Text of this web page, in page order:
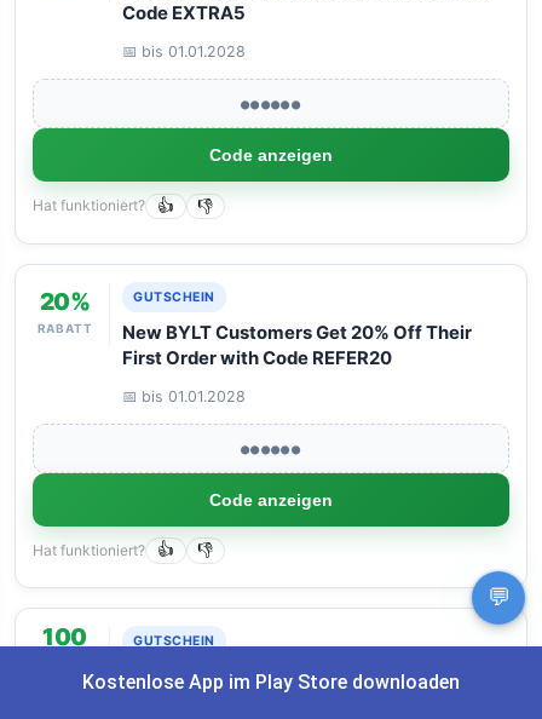
Code EXTRA5
📅 bis 01.01.2028
●●●●●●
Code anzeigen
Hat funktioniert? 👍 👎
20%
RABATT
GUTSCHEIN
New BYLT Customers Get 20% Off Their
First Order with Code REFER20
📅 bis 01.01.2028
●●●●●●
Code anzeigen
Hat funktioniert? 👍 👎
100
SPAREN
GUTSCHEIN
Spare bis zu 100€ auf das Hochbeet-
💬
Kostenlose App im Play Store downloaden